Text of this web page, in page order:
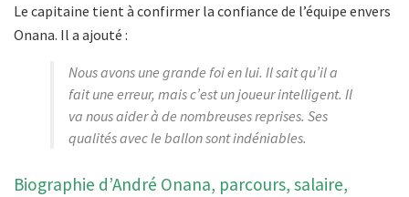
Le capitaine tient à confirmer la confiance de l’équipe envers
Onana. Il a ajouté :
Nous avons une grande foi en lui. Il sait qu’il a
fait une erreur, mais c’est un joueur intelligent. Il
va nous aider à de nombreuses reprises. Ses
qualités avec le ballon sont indéniables.
Biographie d’André Onana, parcours, salaire,